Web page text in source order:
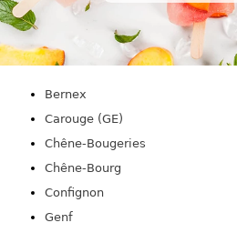
Bernex
Carouge (GE)
Chêne-Bougeries
Chêne-Bourg
Confignon
Genf